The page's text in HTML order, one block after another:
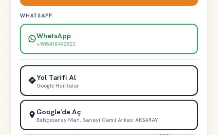
WHATSAPP
WhatsApp
+905418492523
Yol Tarifi Al
Google Haritalar
Google'da Aç
Bahçesaray Mah. Sanayi Camii Arkası AKSARAY